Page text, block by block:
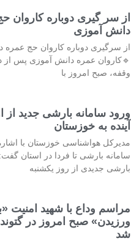
از سر گیری دوباره کاروان
دانش آموزی
از سرگیری دوباره کاروان حج عمره
🔹کاروان عمره دانش آموزی پس از
وقفه، صبح امروز با
ورود سامانه بارشی جدید از
آینده به خوزستان
مدیرکل هواشناسی خوزستان با
سامانه بارشی تا فردا در استان
بارشی جدیدی از روز یکشنبه
مراسم وداع با شهید امنیت
ورزیدن» صبح امروز در گتوند
شد